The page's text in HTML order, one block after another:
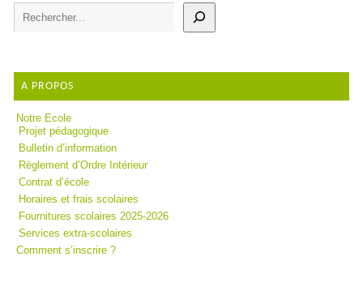
A PROPOS
Notre Ecole
Projet pédagogique
Bulletin d’information
Règlement d’Ordre Intérieur
Contrat d’école
Horaires et frais scolaires
Fournitures scolaires 2025-2026
Services extra-scolaires
Comment s’inscrire ?